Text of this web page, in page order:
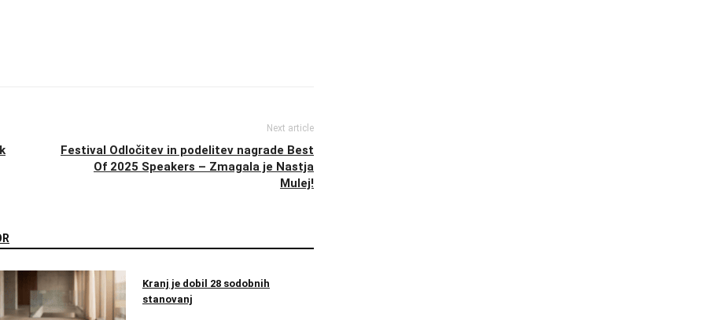
Next article
Festival Odločitev in podelitev nagrade Best
Of 2025 Speakers – Zmagala je Nastja
Mulej!
Kranj je dobil 28 sodobnih
stanovanj